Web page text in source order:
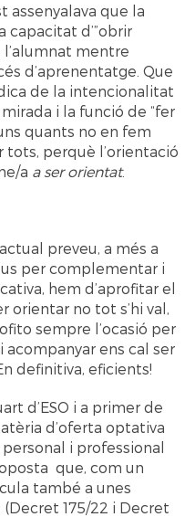
assenyalava que la
capacitat d’”obrir
l’alumnat mentre
d’aprenentatge. Que
de la intencionalitat
i la funció de “fer
quants no en fem
tots, perquè l’orientació
a a ser orientat.
preveu, a més a
per complementar i
hem d’aprofitar el
orientar no tot s’hi val,
sempre l’ocasió per
ens cal ser
definitiva, eficients!
d’ESO i a primer de
d’oferta optativa
i professional
que, com un
també a unes
175/22 i Decret